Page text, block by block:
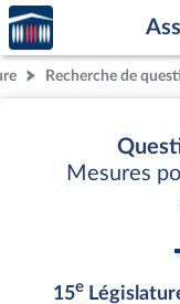
Aller au contenu
Aller en bas de la
Accèder
à la
page
d'accueilRecherche de
Mesures
15e